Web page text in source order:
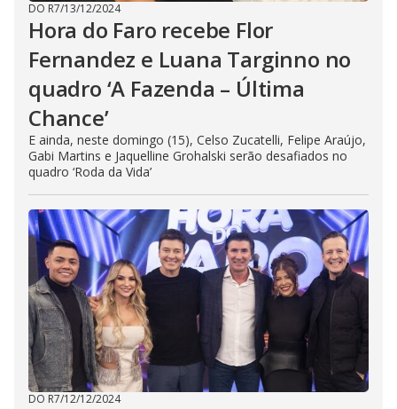
DO R7/13/12/2024
Hora do Faro recebe Flor
Fernandez e Luana Targinno no
quadro ‘A Fazenda – Última
Chance’
E ainda, neste domingo (15), Celso Zucatelli, Felipe Araújo,
Gabi Martins e Jaquelline Grohalski serão desafiados no
quadro ‘Roda da Vida’
DO R7/12/12/2024